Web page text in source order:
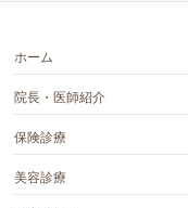
ホーム
院長・医師紹介
保険診療
美容診療